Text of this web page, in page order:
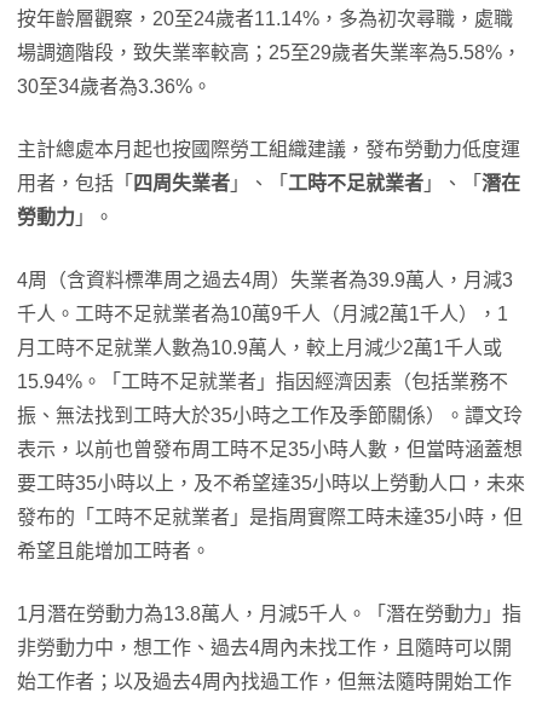
按年齡層觀察，20至24歲者11.14%，多為初次尋職，處職
場調適階段，致失業率較高；25至29歲者失業率為5.58%，
30至34歲者為3.36%。
主計總處本月起也按國際勞工組織建議，發布勞動力低度運
用者，包括「 四周失業者 」、「 工時不足就業者 」、「 潛在
勞動力 」。
4周（含資料標準周之過去4周）失業者為39.9萬人，月減3
千人。工時不足就業者為10萬9千人（月減2萬1千人），1
月工時不足就業人數為10.9萬人，較上月減少2萬1千人或
15.94%。「工時不足就業者」指因經濟因素（包括業務不
振、無法找到工時大於35小時之工作及季節關係）。譚文玲
表示，以前也曾發布周工時不足35小時人數，但當時涵蓋想
要工時35小時以上，及不希望達35小時以上勞動人口，未來
發布的「工時不足就業者」是指周實際工時未達35小時，但
希望且能增加工時者。
1月潛在勞動力為13.8萬人，月減5千人。「潛在勞動力」指
非勞動力中，想工作、過去4周內未找工作，且隨時可以開
始工作者；以及過去4周內找過工作，但無法隨時開始工作